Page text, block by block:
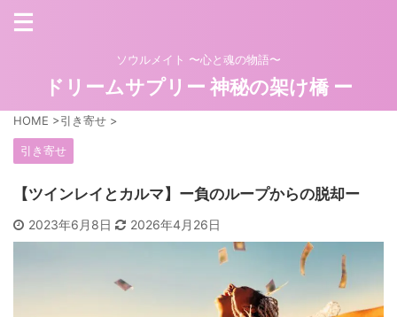
ソウルメイト 〜心と魂の物語〜
ドリームサプリー 神秘の架け橋 ー
HOME >引き寄せ >
引き寄せ
【ツインレイとカルマ】ー負のループからの脱却ー
2023年6月8日 2026年4月26日